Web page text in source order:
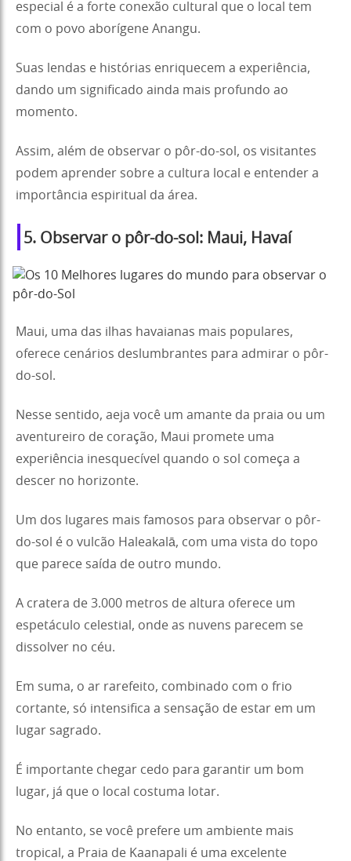
especial é a forte conexão cultural que o local tem
com o povo aborígene Anangu.
Suas lendas e histórias enriquecem a experiência,
dando um significado ainda mais profundo ao
momento.
Assim, além de observar o pôr-do-sol, os visitantes
podem aprender sobre a cultura local e entender a
importância espiritual da área.
5. Observar o pôr-do-sol: Maui, Havaí
Maui, uma das ilhas havaianas mais populares,
oferece cenários deslumbrantes para admirar o pôr-
do-sol.
Nesse sentido, aeja você um amante da praia ou um
aventureiro de coração, Maui promete uma
experiência inesquecível quando o sol começa a
descer no horizonte.
Um dos lugares mais famosos para observar o pôr-
do-sol é o vulcão Haleakalā, com uma vista do topo
que parece saída de outro mundo.
A cratera de 3.000 metros de altura oferece um
espetáculo celestial, onde as nuvens parecem se
dissolver no céu.
Em suma, o ar rarefeito, combinado com o frio
cortante, só intensifica a sensação de estar em um
lugar sagrado.
É importante chegar cedo para garantir um bom
lugar, já que o local costuma lotar.
No entanto, se você prefere um ambiente mais
tropical, a Praia de Kaanapali é uma excelente